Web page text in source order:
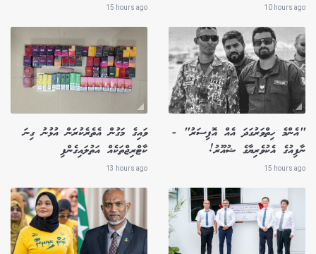
10 hours ago
15 hours ago
"އެންމެ ހިތްވަރުގަދަ އެއް އޮފިސަރު" -
ނާފިއުގެ އެކުވެރިޔާގެ ޝުއޫރު!
15 hours ago
ވައިގެ މަގުން އެތެރެކުރަން އުޅުނު ގިނަ
ކާޓްރިޖްތަކެއް އަތުލައިގެންފި
13 hours ago